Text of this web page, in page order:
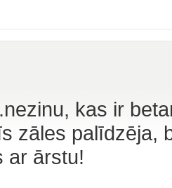
kas ir
zāles palīdzēja,
ar ārstu!